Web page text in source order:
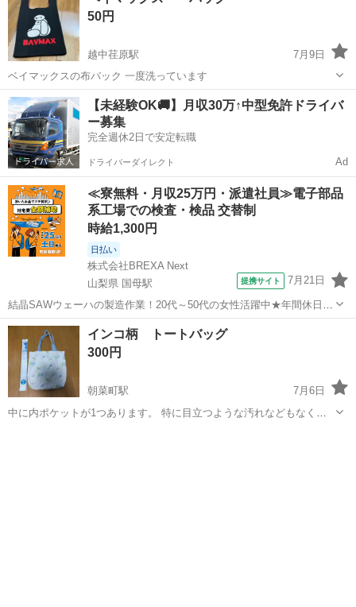
50円
越中荏原駅
7月9日
ベイマックスの布バック 一度洗っています
富山 富山市 越中荏原駅 バッグ
【未経験OK🚚】月収30万↑中型免許ドライバ
ー募集
完全週休2日で安定転職
ドライバーダイレクト Ad
≪寮無料・月収25万円・派遣社員≫電子部品
系工場での検査・検品 交替制
時給1,300円
日払い
株式会社BREXA Next
山梨県 国母駅
提携サイト 7月21日
結晶SAWウェーハの製造作業！20代～50代の女性活躍中★年間休日
120日＆土日祝休み！クリーンルーム内でのお仕事！日払い制度利用可
◎正社員登用制度あり！マイカー通勤可！《山梨県中巨摩郡昭和町》
人気の工場のお仕事 ◇結晶...
山梨 国母駅 その他
インコ柄 トートバッグ
300円
朝菜町駅
7月6日
中に内ポケットが1つあります。 特に目立つような汚れなどもなくま